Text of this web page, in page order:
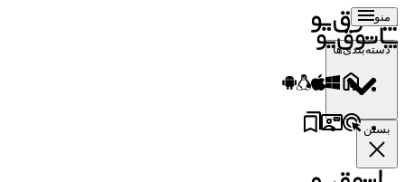
منو
دسته‌بندی‌ها
بستن